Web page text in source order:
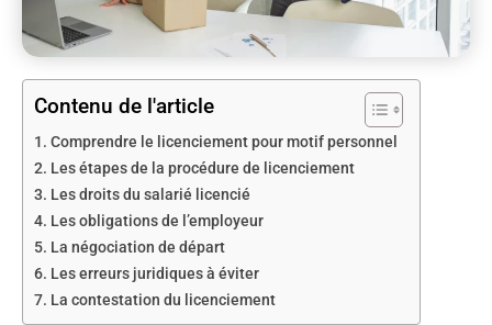
Contenu de l'article
Comprendre le licenciement pour motif personnel
Les étapes de la procédure de licenciement
Les droits du salarié licencié
Les obligations de l’employeur
La négociation de départ
Les erreurs juridiques à éviter
La contestation du licenciement